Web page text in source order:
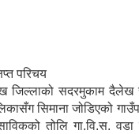
परिचय
जिल्लाको सदरमुकाम दैलेख
सिमाना जोडिएको
तोलि गा.वि.स.